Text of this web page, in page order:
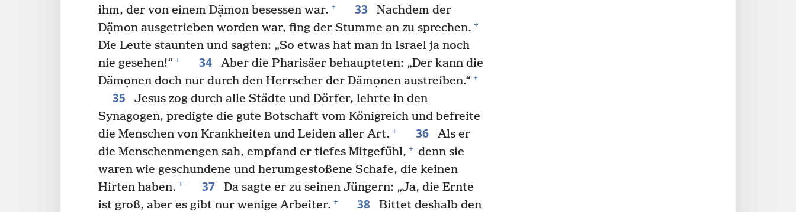
ihm, der von einem Dạ̈mon besessen war. + 33
Nachdem der
Dạ̈mon ausgetrieben worden war, fing der Stumme an zu sprechen. +
Die Leute staunten und sagten: „So etwas hat man in Israel ja noch
nie gesehen!“ + 34
Aber die Pharisäer behaupteten: „Der kann die
Dämọnen doch nur durch den Herrscher der Dämọnen austreiben.“ +
35
Jesus zog durch alle Städte und Dörfer, lehrte in den
Synagogen, predigte die gute Botschaft vom Königreich und befreite
die Menschen von Krankheiten und Leiden aller Art. + 36
Als er
die Menschenmengen sah, empfand er tiefes Mitgefühl, + denn sie
waren wie geschundene und herumgestoßene Schafe, die keinen
Hirten haben. + 37
Da sagte er zu seinen Jüngern: „Ja, die Ernte
ist groß, aber es gibt nur wenige Arbeiter. + 38
Bittet deshalb den